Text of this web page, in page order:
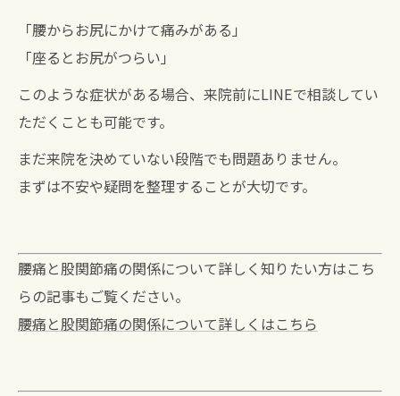
「腰からお尻にかけて痛みがある」
「座るとお尻がつらい」
このような症状がある場合、来院前にLINEで相談してい
ただくことも可能です。
まだ来院を決めていない段階でも問題ありません。
まずは不安や疑問を整理することが大切です。
腰痛と股関節痛の関係について詳しく知りたい方はこち
らの記事もご覧ください。
腰痛と股関節痛の関係について詳しくはこちら